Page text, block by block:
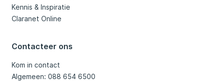
Kennis & Inspiratie
Claranet Online
Contacteer ons
Kom in contact
Algemeen: 088 654 6500